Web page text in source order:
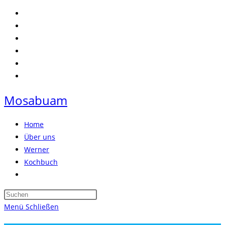
Zum
Inhalt
springen
Mosabuam
Home
Über uns
Werner
Kochbuch
umschalten
Press
Menü Schließen